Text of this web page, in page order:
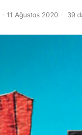
11 Ağustos 2020 39